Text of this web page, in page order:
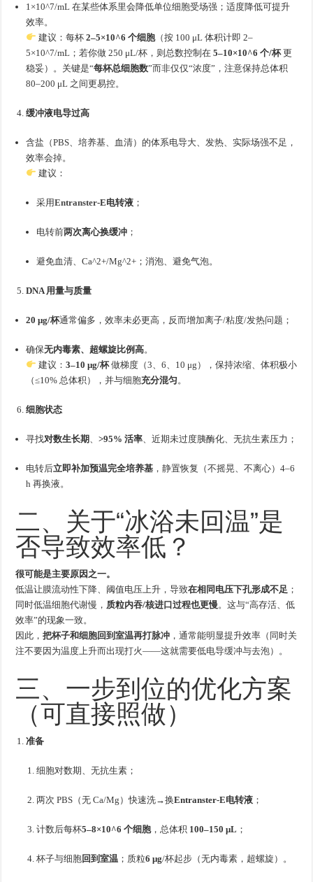
1×10^7/mL 在某些体系里会降低单位细胞受场强；适度降低可提升
效率。
建议：每杯2–5×10^6 个细胞（按 100 μL 体积计即 2–
5×10^7/mL；若你做 250 μL/杯，则总数控制在5–10×10^6 个/杯更
稳妥）。关键是“每杯总细胞数”而非仅仅“浓度”，注意保持总体积
80–200 μL 之间更易控。
缓冲液电导过高
含盐（PBS、培养基、血清）的体系电导大、发热、实际场强不足，
效率会掉。
建议：
采用Entranster-E电转液 ；
电转前两次离心换缓冲 ；
避免血清、Ca^2+/Mg^2+；消泡、避免气泡。
DNA 用量与质量
20 μg/杯通常偏多，效率未必更高，反而增加离子/粘度/发热问题；
确保无内毒素、超螺旋比例高。
建议：3–10 μg/杯做梯度（3、6、10 μg），保持浓缩、体积极小
（≤10% 总体积），并与细胞充分混匀。
细胞状态
寻找对数生长期 、>95% 活率 、近期未过度胰酶化、无抗生素压力；
电转后立即补加预温完全培养基 ，静置恢复（不摇晃、不离心）4–6
h 再换液。
二、关于“冰浴未回温”是
否导致效率低？
很可能是主要原因之一。
低温让膜流动性下降、阈值电压上升，导致在相同电压下孔形成不足 ；
同时低温细胞代谢慢， 质粒内吞/核进口过程也更慢 。这与“高存活、低
效率”的现象一致。
因此，把杯子和细胞回到室温再打脉冲 ，通常能明显提升效率（同时关
注不要因为温度上升而出现打火——这就需要低电导缓冲与去泡）。
三、一步到位的优化方案
（可直接照做）
准备
细胞对数期、无抗生素；
两次 PBS（无 Ca/Mg）快速洗→换Entranster-E电转液 ；
计数后每杯5–8×10^6 个细胞，总体积 100–150 μL ；
杯子与细胞回到室温 ；质粒6 μg/杯起步（无内毒素，超螺旋）。